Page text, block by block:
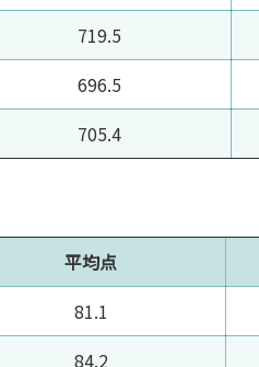
719.5
696.5
705.4
平均点
81.1
84.2